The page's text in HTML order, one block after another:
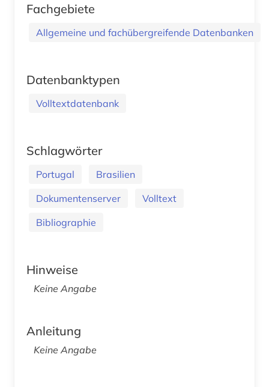
Fachgebiete
Allgemeine und fachübergreifende Datenbanken
Datenbanktypen
Volltextdatenbank
Schlagwörter
Portugal
Brasilien
Dokumentenserver
Volltext
Bibliographie
Hinweise
Keine Angabe
Anleitung
Keine Angabe